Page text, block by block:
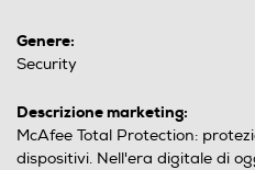
Genere:
Security
Descrizione marketing:
McAfee Total Protection:
dispositivi. Nell'era digitale di